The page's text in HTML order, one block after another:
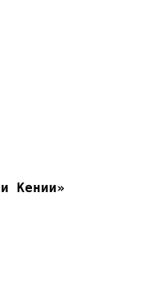
Кении»